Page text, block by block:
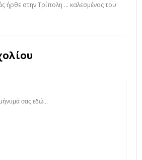
ήρθε στην Τρίπολη ... καλεσμένος του